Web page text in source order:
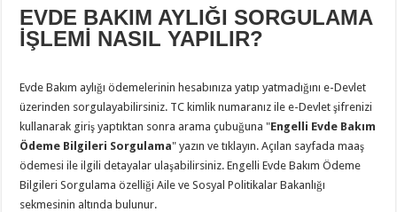
EVDE BAKIM AYLIĞI SORGULAMA
İŞLEMİ NASIL YAPILIR?
Evde Bakım aylığı ödemelerinin hesabınıza yatıp yatmadığını e-Devlet
üzerinden sorgulayabilirsiniz. TC kimlik numaranız ile e-Devlet şifrenizi
kullanarak giriş yaptıktan sonra arama çubuğuna "Engelli Evde Bakım
Ödeme Bilgileri Sorgulama" yazın ve tıklayın. Açılan sayfada maaş
ödemesi ile ilgili detayalar ulaşabilirsiniz. Engelli Evde Bakım Ödeme
Bilgileri Sorgulama özelliği Aile ve Sosyal Politikalar Bakanlığı
sekmesinin altında bulunur.